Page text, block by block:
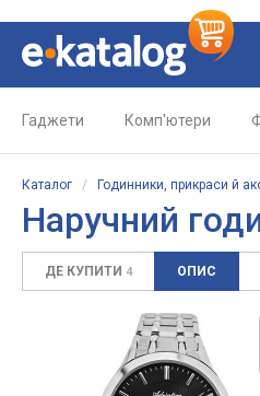
Гаджети Комп'ютери
Каталог / Годинники, прикраси й
Наручний
ДЕ КУПИТИ 4 ОПИС